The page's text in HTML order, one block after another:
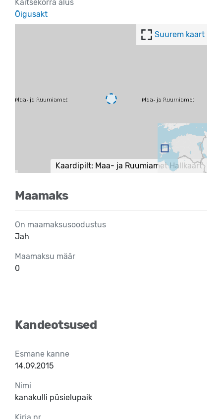
Kaitsekorra alus
Õigusakt
Suurem kaart
Kaardipilt: Maa- ja Ruumiamet Hallkaart
Maamaks
On maamaksusoodustus
Jah
Maamaksu määr
0
Kandeotsused
Esmane kanne
14.09.2015
Nimi
kanakulli püsielupaik